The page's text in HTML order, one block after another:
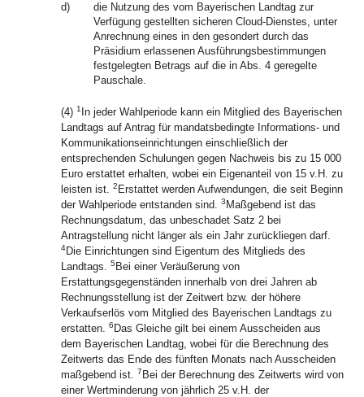
d)
die Nutzung des vom Bayerischen Landtag zur
Verfügung gestellten sicheren Cloud-Dienstes, unter
Anrechnung eines in den gesondert durch das
Präsidium erlassenen Ausführungsbestimmungen
festgelegten Betrags auf die in Abs. 4 geregelte
Pauschale.
(4) 1 In jeder Wahlperiode kann ein Mitglied des Bayerischen
Landtags auf Antrag für mandatsbedingte Informations- und
Kommunikationseinrichtungen einschließlich der
entsprechenden Schulungen gegen Nachweis bis zu 15 000
Euro erstattet erhalten, wobei ein Eigenanteil von 15 v.H. zu
leisten ist. 2 Erstattet werden Aufwendungen, die seit Beginn
der Wahlperiode entstanden sind. 3 Maßgebend ist das
Rechnungsdatum, das unbeschadet Satz 2 bei
Antragstellung nicht länger als ein Jahr zurückliegen darf.
4Die Einrichtungen sind Eigentum des Mitglieds des
Landtags. 5 Bei einer Veräußerung von
Erstattungsgegenständen innerhalb von drei Jahren ab
Rechnungsstellung ist der Zeitwert bzw. der höhere
Verkaufserlös vom Mitglied des Bayerischen Landtags zu
erstatten. 6 Das Gleiche gilt bei einem Ausscheiden aus
dem Bayerischen Landtag, wobei für die Berechnung des
Zeitwerts das Ende des fünften Monats nach Ausscheiden
maßgebend ist. 7 Bei der Berechnung des Zeitwerts wird von
einer Wertminderung von jährlich 25 v.H. der